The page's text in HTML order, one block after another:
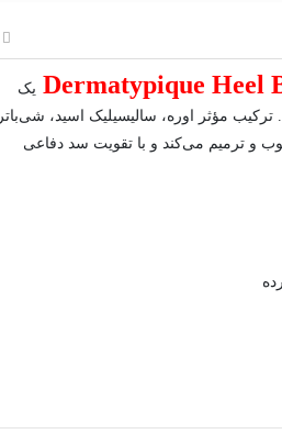
یک
مؤثر اوره، سالیسیلیک اسید، شی‌باتر
و ترمیم می‌کند و با تقویت سد دفاعی